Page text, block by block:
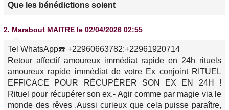
Que les bénédictions soient
2. Marabout MAITRE le 02/04/2026 02:55
Tel WhatsApp☎️ +22960663782:+22961920714
Retour affectif amoureux immédiat rapide en 24h rituels
amoureux rapide immédiat de votre Ex conjoint RITUEL
EFFICACE POUR RÉCUPÉRER SON EX EN 24H !
Rituel pour récupérer son ex.- Agir comme par magie via le
monde des rêves .Aussi curieux que cela puisse paraître,